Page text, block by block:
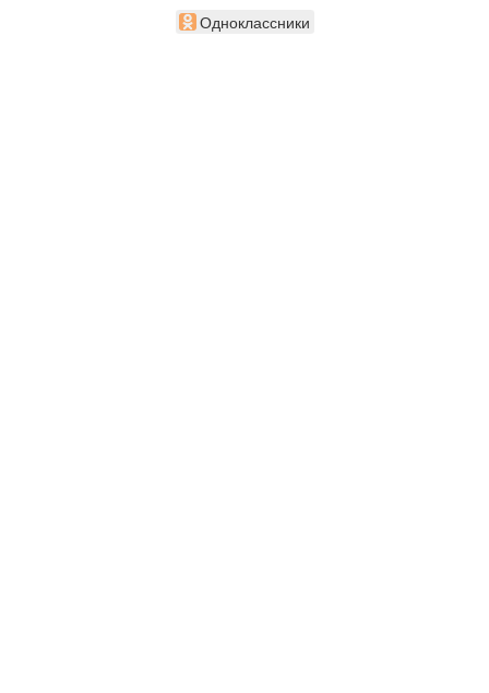
Одноклассники